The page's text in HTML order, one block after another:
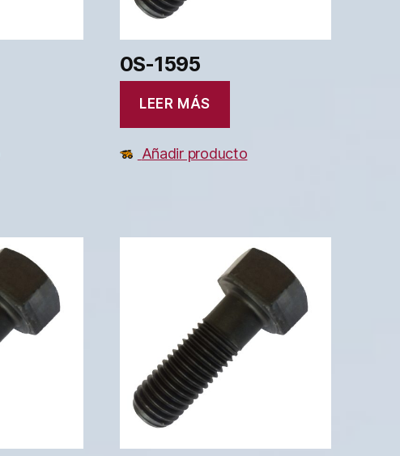
0S-1595
LEER MÁS
Añadir producto